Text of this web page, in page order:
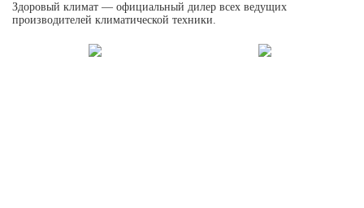
Здоровый климат — официальный дилер всех ведущих
производителей климатической техники.